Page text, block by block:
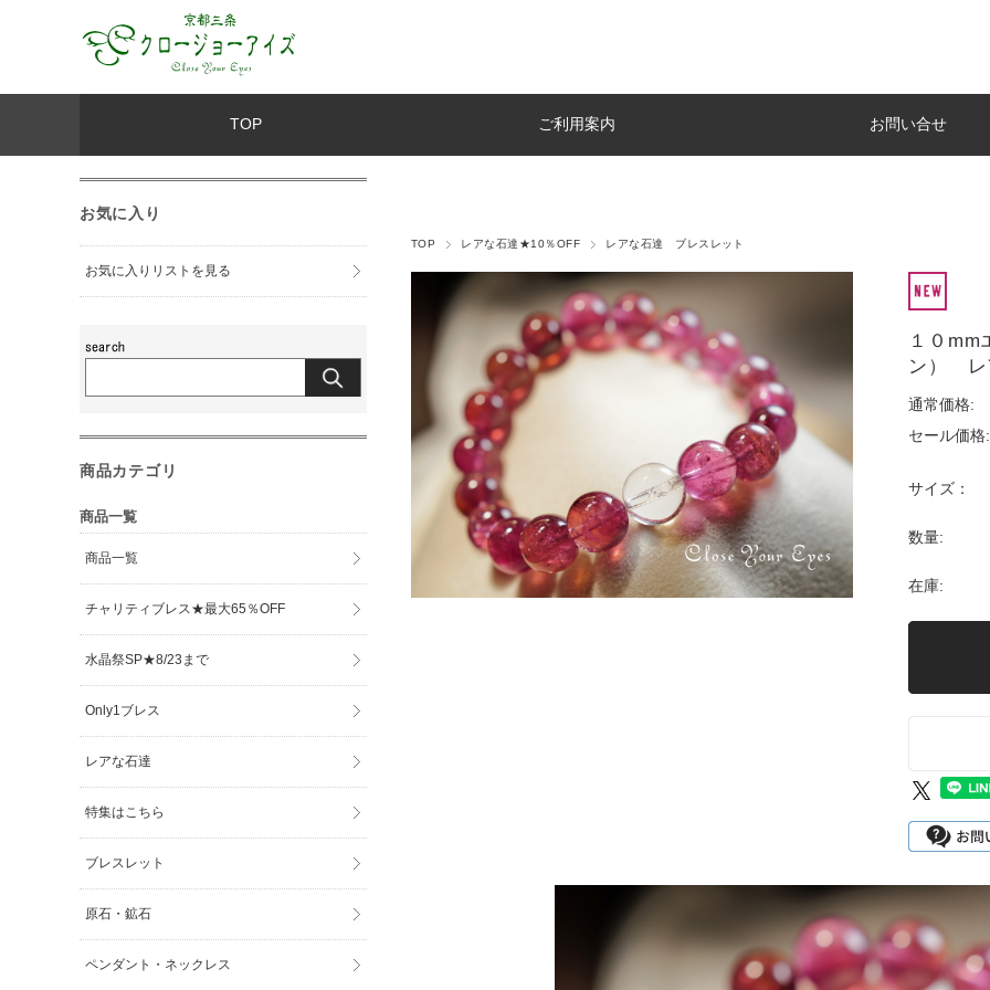
TOP ご利用案内 お問い合せ
TOP レアな石達★10％OFF レアな石達 ブレスレット
１０
ン） レ
通常価格:
セール価格:
サイズ：
数量:
在庫:
お気に入り
お気に入りリストを見る
商品カテゴリ
商品一覧
商品一覧
チャリティブレス★最大65％OFF
水晶祭SP★8/23まで
Only1ブレス
レアな石達
特集はこちら
ブレスレット
原石・鉱石
ペンダント・ネックレス